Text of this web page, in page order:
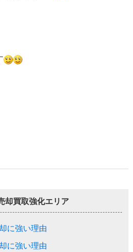
却買取強化エリア
に強い理由
に強い理由